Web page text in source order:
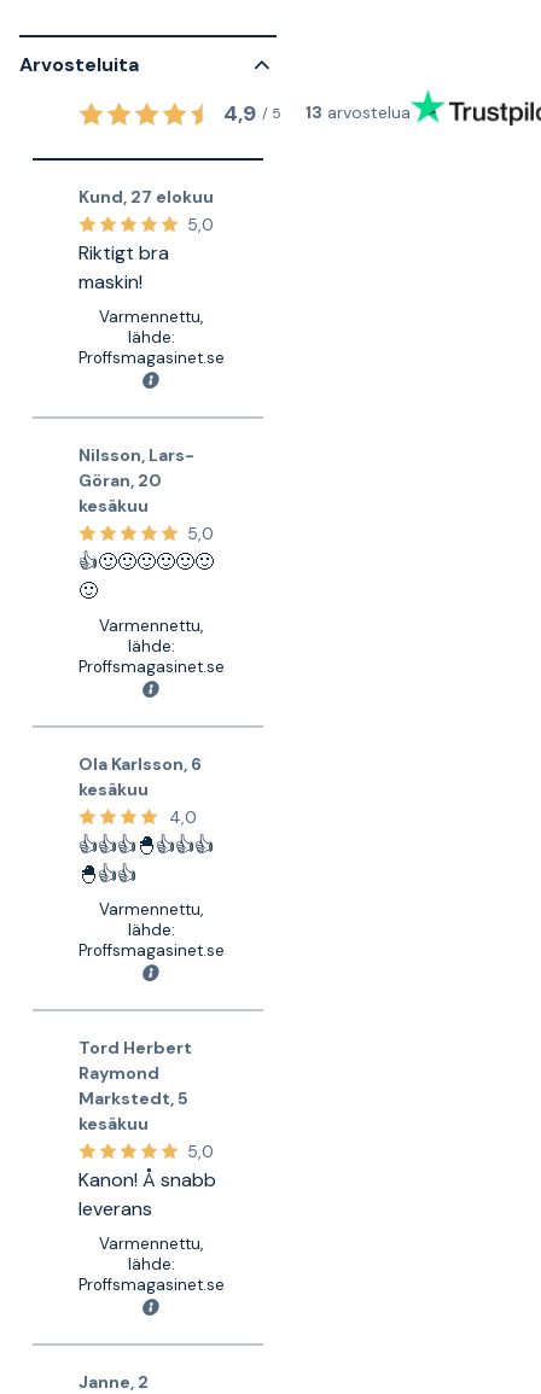
Arvosteluita
4,9 / 5 13 arvostelua
Kund 27 elokuu
5,0
Riktigt bra
maskin!
Varmennettu,
lähde:
Proffsmagasinet.se
Nilsson, Lars-
Göran 20
kesäkuu
5,0
👍🙂🙂🙂🙂🙂🙂
🙂
Varmennettu,
lähde:
Proffsmagasinet.se
Ola Karlsson 6
kesäkuu
4,0
👍👍👍🐣👍👍👍
🐣👍👍
Varmennettu,
lähde:
Proffsmagasinet.se
Tord Herbert
Raymond
Markstedt 5
kesäkuu
5,0
Kanon! Å snabb
leverans
Varmennettu,
lähde:
Proffsmagasinet.se
Janne 2